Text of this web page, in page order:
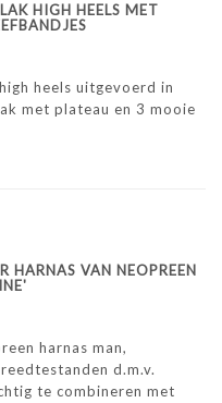
HIGH HEELS MET
heels uitgevoerd in
met plateau en 3 mooie
HARNAS VAN NEOPREEN
harnas man,
d.m.v.
te combineren met